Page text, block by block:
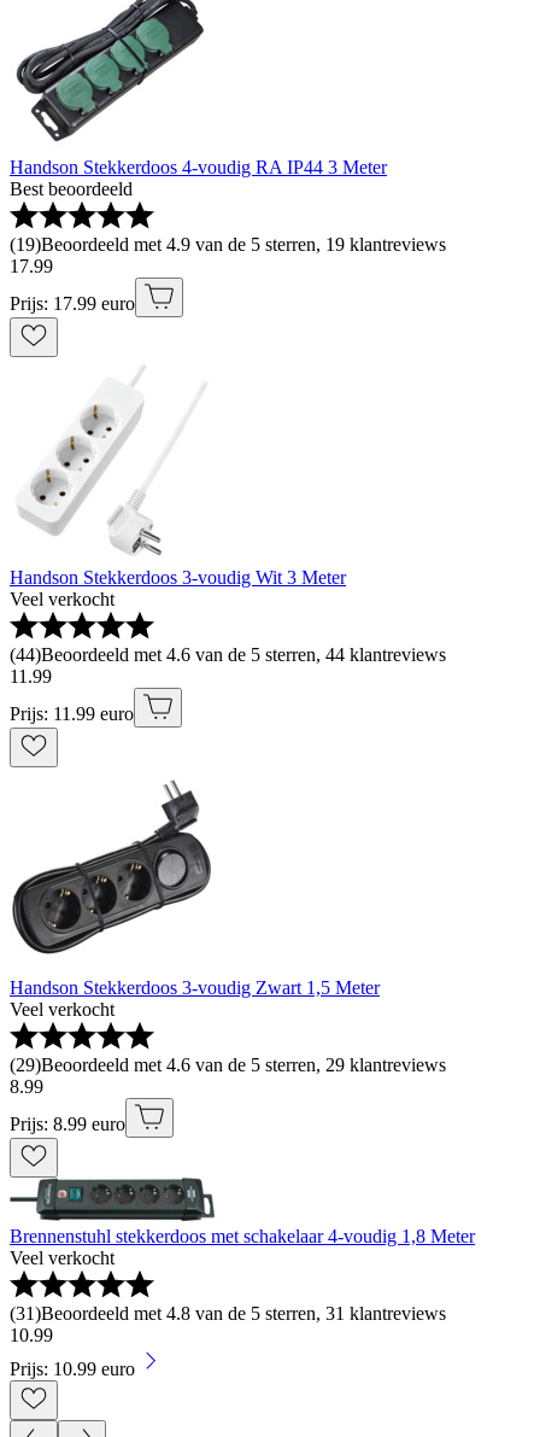
Handson Stekkerdoos 4-voudig RA IP44 3 Meter
Best beoordeeld
(19)Beoordeeld met 4.9 van de 5 sterren, 19 klantreviews
17.99
Prijs: 17.99 euro
Handson Stekkerdoos 3-voudig Wit 3 Meter
Veel verkocht
(44)Beoordeeld met 4.6 van de 5 sterren, 44 klantreviews
11 .99
Prijs: 11.99 euro
Handson Stekkerdoos 3-voudig Zwart 1,5 Meter
Veel verkocht
(29)Beoordeeld met 4.6 van de 5 sterren, 29 klantreviews
8.99
Prijs: 8.99 euro
Brennenstuhl stekkerdoos met schakelaar 4-voudig 1,8 Meter
Veel verkocht
(31)Beoordeeld met 4.8 van de 5 sterren, 31 klantreviews
10.99
Prijs: 10.99 euro